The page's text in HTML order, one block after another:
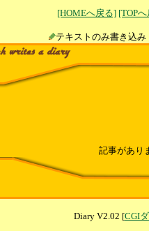
[HOMEへ戻る] [TOP
テキストのみ書
記事があり
Diary V2.02 [CGI